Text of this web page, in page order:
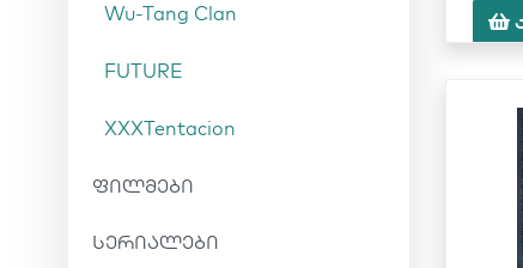
Wu-Tang Clan
FUTURE
XXXTentacion
ფილმები
სერიალები